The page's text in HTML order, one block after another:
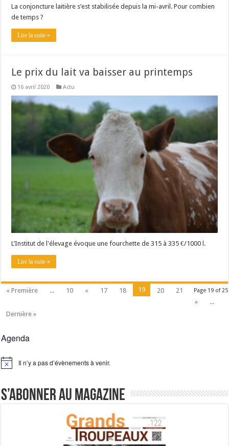
La conjoncture laitière s’est stabilisée depuis la mi-avril. Pour combien
de temps ?
Lire la suite »
Le prix du lait va baisser au printemps
16 avril 2020 Actu
L’Institut de l'élevage évoque une fourchette de 315 à 335 €/1000 l.
Lire la suite »
Page 19 of 25
« Première ... 10 « 17 18 19 20
21
»
...
Dernière »
Agenda
Notice Il n’y a pas d’évènements à venir.
S’abonner au magazine